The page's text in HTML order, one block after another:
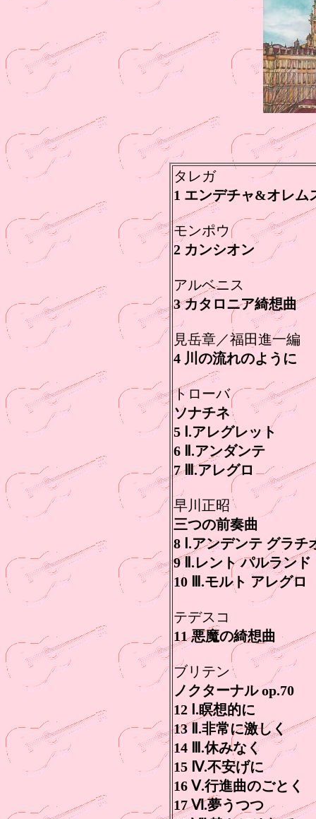
タレガ
1 エンデチャ&オレム
モンポウ
2 カンシオン
アルベニス
3 カタロニア綺想曲
見岳章／福田進一編
4 川の流れのように
トローバ
ソナチネ
5 Ⅰ.アレグレット
6 Ⅱ.アンダンテ
7 Ⅲ.アレグロ
早川正昭
三つの前奏曲
8 Ⅰ.アンデンテ グラチ
9 Ⅱ.レント パルランド
10 Ⅲ.モルト アレグロ
テデスコ
11 悪魔の綺想曲
ブリテン
ノクターナル op.70
12 Ⅰ.瞑想的に
13 Ⅱ.非常に激しく
14 Ⅲ.休みなく
15 Ⅳ.不安げに
16 Ⅴ.行進曲のごとく
17 Ⅵ.夢うつつ